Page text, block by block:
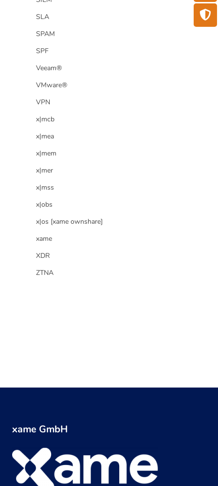
SLA
SPAM
SPF
Veeam®
VMware®
VPN
x|mcb
x|mea
x|mem
x|mer
x|mss
x|obs
x|os [xame ownshare]
xame
XDR
ZTNA
xame GmbH